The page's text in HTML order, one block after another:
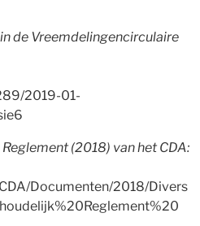
de Vreemdelingencirculaire
2019-01-
(2018) van het CDA:
Documenten/2018/Divers